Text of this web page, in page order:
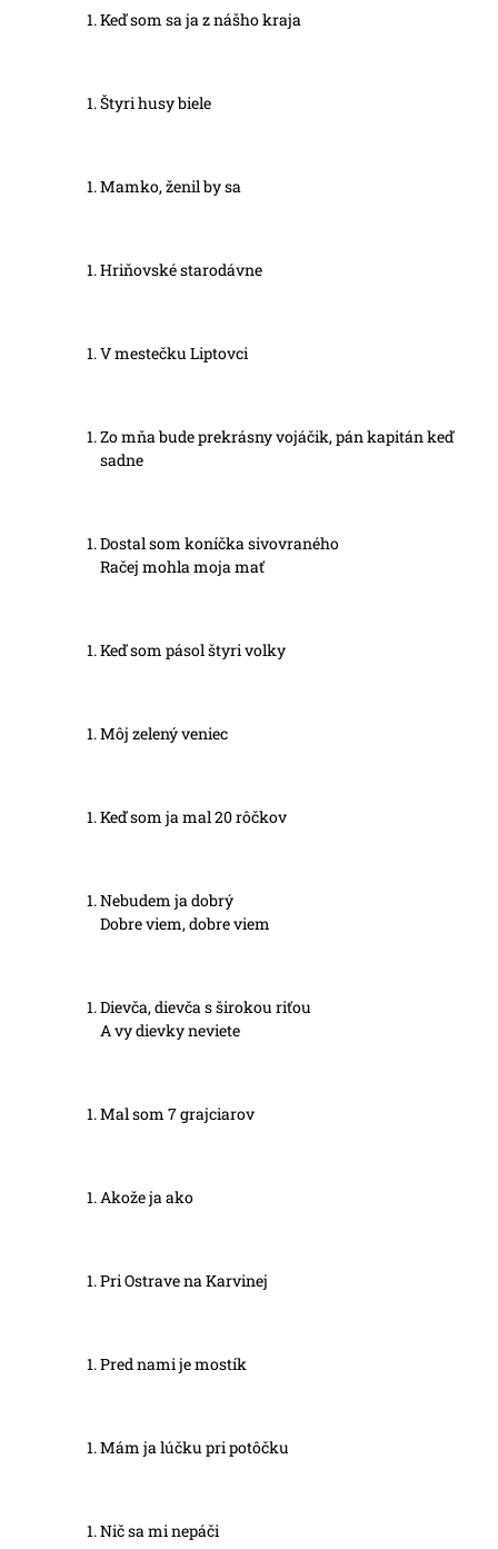
Keď som sa ja z nášho kraja
Štyri husy biele
Mamko, ženil by sa
Hriňovské starodávne
V mestečku Liptovci
Zo mňa bude prekrásny vojáčik, pán kapitán keď
sadne
Dostal som koníčka sivovraného
Račej mohla moja mať
Keď som pásol štyri volky
Môj zelený veniec
Keď som ja mal 20 rôčkov
Nebudem ja dobrý
Dobre viem, dobre viem
Dievča, dievča s širokou riťou
A vy dievky neviete
Mal som 7 grajciarov
Akože ja ako
Pri Ostrave na Karvinej
Pred nami je mostík
Mám ja lúčku pri potôčku
Nič sa mi nepáči